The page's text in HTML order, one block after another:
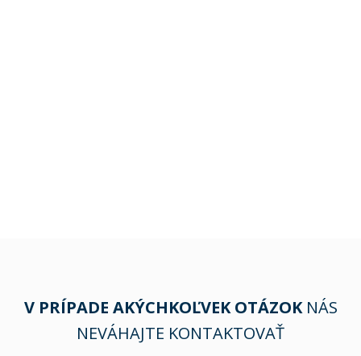
V PRÍPADE AKÝCHKOĽVEK OTÁZOKNÁS
NEVÁHAJTE KONTAKTOVAŤ